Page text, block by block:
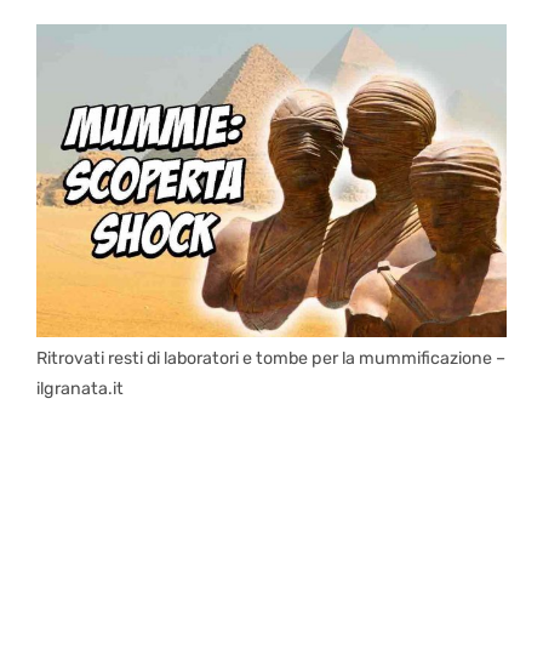
Ritrovati resti di laboratori e tombe per la mummificazione –
ilgranata.it